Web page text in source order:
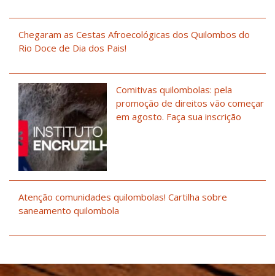
Chegaram as Cestas Afroecológicas dos Quilombos do
Rio Doce de Dia dos Pais!
Comitivas quilombolas: pela
promoção de direitos vão começar
em agosto. Faça sua inscrição
Atenção comunidades quilombolas! Cartilha sobre
saneamento quilombola